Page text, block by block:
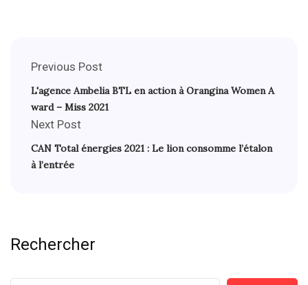
Previous Post
L'agence Ambelia BTL en action à Orangina Women A
ward – Miss 2021
Next Post
CAN Total énergies 2021 : Le lion consomme l’étalon
à l’entrée
Rechercher